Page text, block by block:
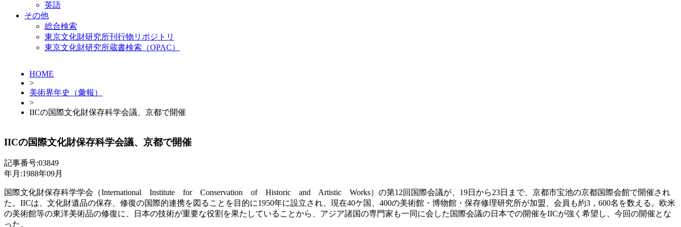
英語
その他
総合検索
東京文化財研究所刊行物リポジトリ
東京文化財研究所蔵書検索（OPAC）
HOME
>
美術界年史（彙報）
>
IICの国際文化財保存科学会議、京都で開催
IICの国際文化財保存科学会議、京都で開催
記事番号:03849
年月:1988年09月
国際文化財保存科学学会（International Institute for Conservation of Historic and Artistic Works）の第12回国際会議が、19日から23日まで、京都市宝池の京都国際会館で開催され
た。IICは、文化財遺品の保存、修復の国際的連携を図ることを目的に1950年に設立され、現在40ケ国、400の美術館・博物館・保存修理研究所が加盟、会員も約3，600名を数える。欧米
の美術館等の東洋美術品の修復に、日本の技術が重要な役割を果たしていることから、アジア諸国の専門家も一同に会した国際会議の日本での開催をIICが強く希望し、今回の開催とな
った。